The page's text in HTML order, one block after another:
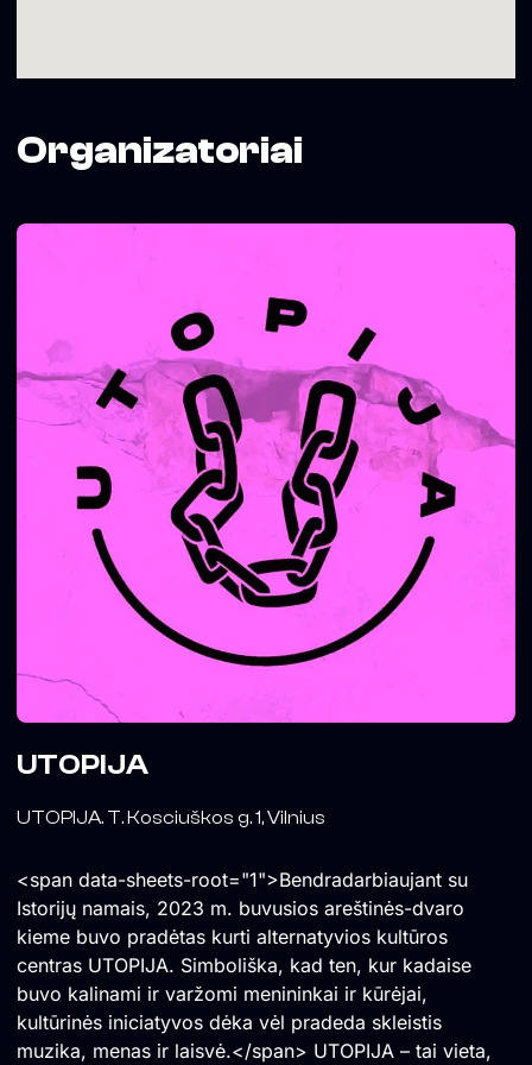
Organizatoriai
UTOPIJA
UTOPIJA. T. Kosciuškos g. 1, Vilnius
<span data-sheets-root="1">Bendradarbiaujant su
Istorijų namais, 2023 m. buvusios areštinės-dvaro
kieme buvo pradėtas kurti alternatyvios kultūros
centras UTOPIJA. Simboliška, kad ten, kur kadaise
buvo kalinami ir varžomi menininkai ir kūrėjai,
kultūrinės iniciatyvos dėka vėl pradeda skleistis
muzika, menas ir laisvė.</span> UTOPIJA – tai vieta,